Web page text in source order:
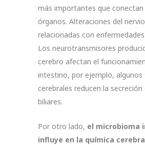
más importantes que conectan
órganos. Alteraciones del
relacionadas con
Los neurotransmisores
cerebro afectan el
intestino, por ejemplo,
cerebrales reducen la secreción
biliares.
Por otro lado, el microbioma
influye en la química